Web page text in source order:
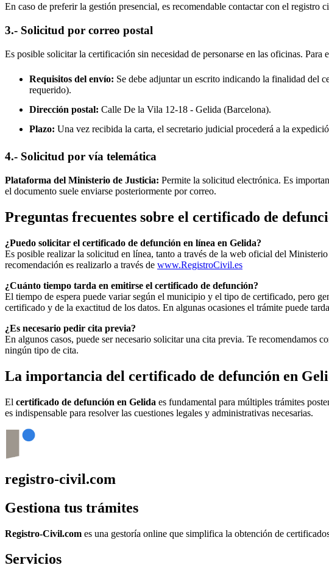
En caso de preferir la gestión presencial, es recomendable contactar con el
3.- Solicitud por correo postal
Es posible solicitar la certificación sin necesidad de personarse en las oficinas.
Requisitos del envío: Se debe adjuntar un escrito indicando la finalidad del
requerido).
Dirección postal: Calle De la Vila 12-18 - Gelida (Barcelona).
Plazo: Una vez recibida la carta, el secretario judicial procederá a la
4.- Solicitud por vía telemática
Plataforma del Ministerio de Justicia: Permite la solicitud electrónica. Es
el documento suele enviarse posteriormente por correo.
Preguntas frecuentes sobre el certificado de
¿Puedo solicitar el certificado de defunción en línea en Gelida?
Es posible realizar la solicitud en línea, tanto a través de la web oficial del
recomendación es realizarlo a través de www.RegistroCivil.es
¿Cuánto tiempo tarda en emitirse el certificado de defunción?
El tiempo de espera puede variar según el municipio y el tipo de certificado, pero
certificado y de la exactitud de los datos. En algunas ocasiones el trámite puede
¿Es necesario pedir cita previa?
En algunos casos, puede ser necesario solicitar una cita previa. Te recomendamos
ningún tipo de cita.
La importancia del certificado de defunción en
El certificado de defunción en Gelida es fundamental para múltiples trámites
es indispensable para resolver las cuestiones legales y administrativas necesarias.
registro-civil.com
Gestiona tus trámites
Registro-Civil.com es una gestoría online que simplifica la obtención de
Servicios